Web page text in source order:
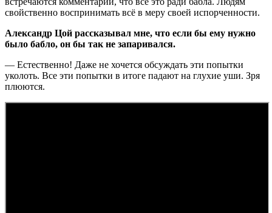
свойственно воспринимать всё в меру своей испорченности.
Александр Цой рассказывал мне, что если бы ему нужно
было бабло, он бы так не запаривался.
— Естественно! Даже не хочется обсуждать эти попытки
уколоть. Все эти попытки в итоге падают на глухие уши. Зря
плюются.